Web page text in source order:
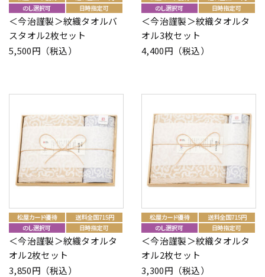
＜今治謹製＞紋織タオルバ
スタオル2枚セット
5,500円（税込）
＜今治謹製＞紋織タオルタ
オル3枚セット
4,400円（税込）
＜今治謹製＞紋織タオルタ
オル2枚セット
3,850円（税込）
＜今治謹製＞紋織タオルタ
オル2枚セット
3,300円（税込）